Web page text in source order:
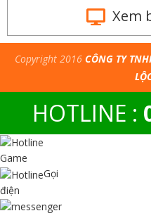
Xem
Copyright 2016 CÔNG TY
HOTLINE :
Game
Gọi
điện